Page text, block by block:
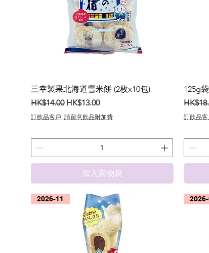
三幸製果北海道雪米餅 (2枚x10包)
一般價格
HK$14.00 促銷價格
HK$13.00
訂飲品客戶, 請留意飲品附加費
加入購物袋
125g
一般
訂飲品
2026-11